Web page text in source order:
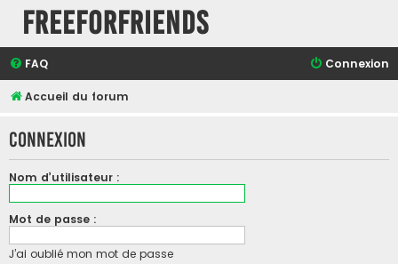
FreeForFriends
FAQ Connexion
Accueil du forum
Connexion
Nom d’utilisateur :
Mot de passe :
J’ai oublié mon mot de passe